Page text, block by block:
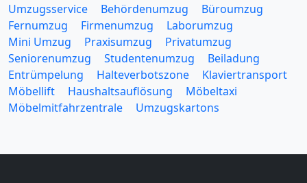
Umzugsservice Behördenumzug
Büroumzug
Fernumzug
Firmenumzug
Laborumzug
Mini Umzug
Praxisumzug
Privatumzug
Seniorenumzug
Studentenumzug
Beiladung
Entrümpelung
Halteverbotszone
Klaviertransport
Möbellift
Haushaltsauflösung
Möbeltaxi
Möbelmitfahrzentrale
Umzugskartons